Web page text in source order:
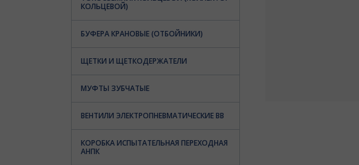
КОЛЬЦЕВОЙ)
БУФЕРА КРАНОВЫЕ (ОТБОЙНИКИ)
ЩЕТКИ И ЩЕТКОДЕРЖАТЕЛИ
МУФТЫ ЗУБЧАТЫЕ
ВЕНТИЛИ ЭЛЕКТРОПНЕВМАТИЧЕСКИЕ ВВ
КОРОБКА ИСПЫТАТЕЛЬНАЯ ПЕРЕХОДНАЯ
АНПК